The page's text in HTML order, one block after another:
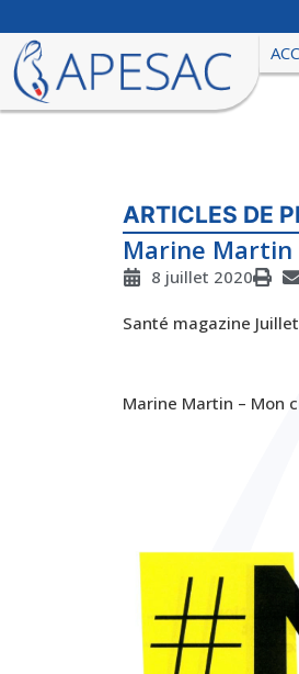
ARTICLES DE
Marine
8 juillet 2020
Santé magazine
Marine Martin – Mon